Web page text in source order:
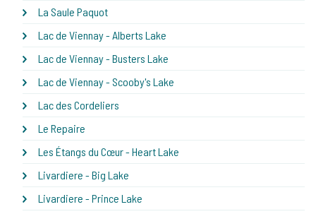
La Saule Paquot
Lac de Viennay - Alberts Lake
Lac de Viennay - Busters Lake
Lac de Viennay - Scooby's Lake
Lac des Cordeliers
Le Repaire
Les Étangs du Cœur - Heart Lake
Livardiere - Big Lake
Livardiere - Prince Lake